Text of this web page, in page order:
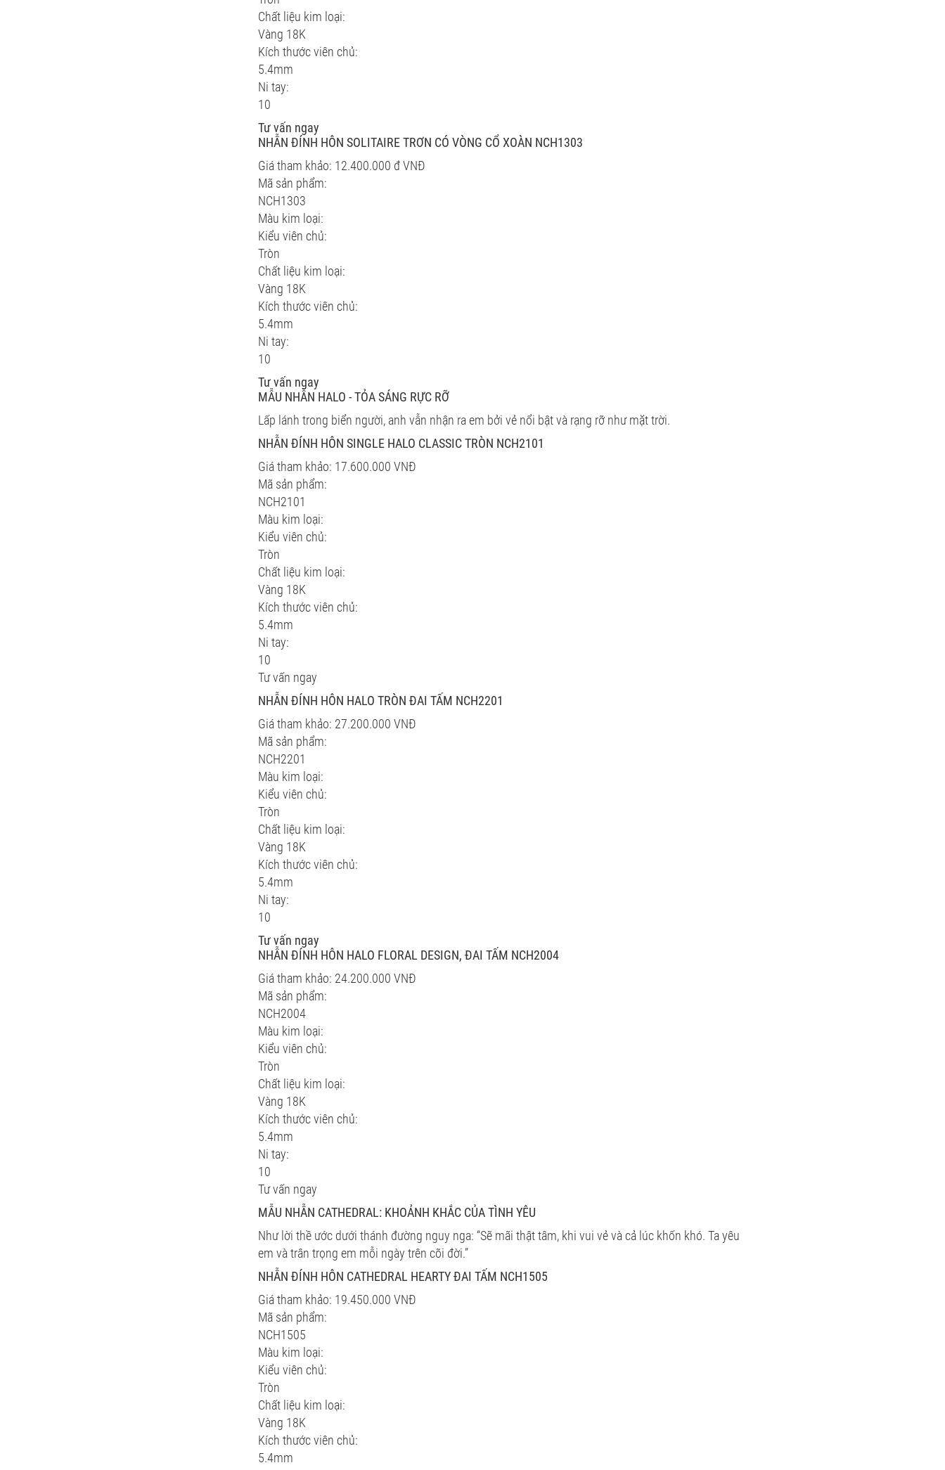
Chất liệu kim loại:
Vàng 18K
Kích thước viên chủ:
5.4mm
Ni tay:
10
Tư vấn ngay
NHẪN ĐÍNH HÔN SOLITAIRE TRƠN CÓ VÒNG CỔ XOÀN NCH1303
Giá tham khảo: 12.400.000 đ VNĐ
Mã sản phẩm:
NCH1303
Màu kim loại:
Kiểu viên chủ:
Tròn
Chất liệu kim loại:
Vàng 18K
Kích thước viên chủ:
5.4mm
Ni tay:
10
Tư vấn ngay
MẪU NHẪN HALO - TỎA SÁNG RỰC RỠ
Lấp lánh trong biển người, anh vẫn nhận ra em bởi vẻ nổi bật và rạng rỡ như mặt trời.
NHẪN ĐÍNH HÔN SINGLE HALO CLASSIC TRÒN NCH2101
Giá tham khảo: 17.600.000 VNĐ
Mã sản phẩm:
NCH2101
Màu kim loại:
Kiểu viên chủ:
Tròn
Chất liệu kim loại:
Vàng 18K
Kích thước viên chủ:
5.4mm
Ni tay:
10
Tư vấn ngay
NHẪN ĐÍNH HÔN HALO TRÒN ĐAI TẤM NCH2201
Giá tham khảo: 27.200.000 VNĐ
Mã sản phẩm:
NCH2201
Màu kim loại:
Kiểu viên chủ:
Tròn
Chất liệu kim loại:
Vàng 18K
Kích thước viên chủ:
5.4mm
Ni tay:
10
Tư vấn ngay
NHẪN ĐÍNH HÔN HALO FLORAL DESIGN, ĐAI TẤM NCH2004
Giá tham khảo: 24.200.000 VNĐ
Mã sản phẩm:
NCH2004
Màu kim loại:
Kiểu viên chủ:
Tròn
Chất liệu kim loại:
Vàng 18K
Kích thước viên chủ:
5.4mm
Ni tay:
10
Tư vấn ngay
MẪU NHẪN CATHEDRAL: KHOẢNH KHẮC CỦA TÌNH YÊU
Như lời thề ước dưới thánh đường nguy nga: “Sẽ mãi thật tâm, khi vui vẻ và cả lúc khốn khó. Ta yêu
em và trân trọng em mỗi ngày trên cõi đời.”
NHẪN ĐÍNH HÔN CATHEDRAL HEARTY ĐAI TẤM NCH1505
Giá tham khảo: 19.450.000 VNĐ
Mã sản phẩm:
NCH1505
Màu kim loại:
Kiểu viên chủ:
Tròn
Chất liệu kim loại:
Vàng 18K
Kích thước viên chủ:
5.4mm